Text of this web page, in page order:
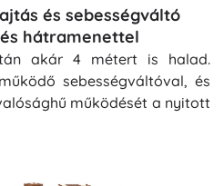
és sebességváltó
hátramenettel
akár 4 métert is halad.
sebességváltóval, és
működését a nyitott